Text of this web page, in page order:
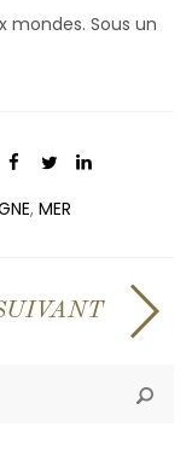
mondes. Sous un
, MER